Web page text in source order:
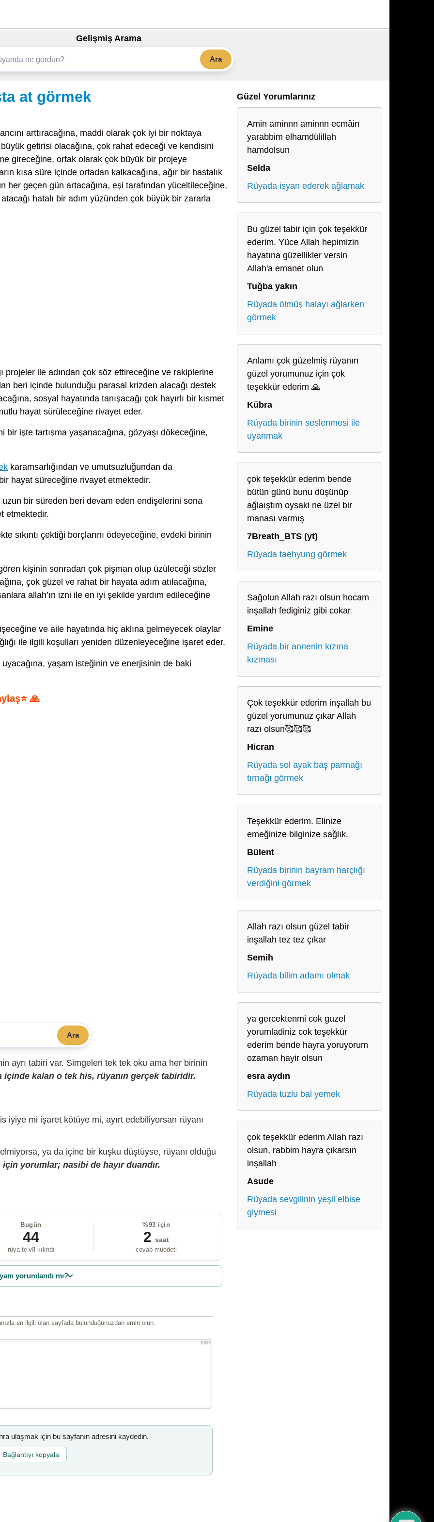
Gelişmiş Arama
Ara
at görmek
arttıracağına, maddi olarak çok iyi bir noktaya
getirisi olacağına, çok rahat edeceği ve kendisini
gireceğine, ortak olarak çok büyük bir projeye
kısa süre içinde ortadan kalkacağına, ağır bir hastalık
her geçen gün artacağına, eşi tarafından yüceltileceğine,
hatalı bir adım yüzünden çok büyük bir zararla
projeler ile adından çok söz ettireceğine ve rakiplerine
beri içinde bulunduğu parasal krizden alacağı destek
sosyal hayatında tanışacağı çok hayırlı bir kısmet
hayat sürüleceğine rivayet eder.
bir işte tartışma yaşanacağına, gözyaşı dökeceğine,
karamsarlığından ve umutsuzluğundan da
hayat süreceğine rivayet etmektedir.
uzun bir süreden beri devam eden endişelerini sona
etmektedir.
sıkıntı çektiği borçlarını ödeyeceğine, evdeki birinin
kişinin sonradan çok pişman olup üzüleceği sözler
çok güzel ve rahat bir hayata adım atılacağına,
allah’ın izni ile en iyi şekilde yardım edileceğine
ve aile hayatında hiç aklına gelmeyecek olaylar
ile ilgili koşulları yeniden düzenleyeceğine işaret eder.
yaşam isteğinin ve enerjisinin de baki
🙏
Ara
ayrı tabiri var. Simgeleri tek tek oku ama her birinin
içinde kalan o tek his, rüyanın gerçek tabiridir.
iyiye mi işaret kötüye mi, ayırt edebiliyorsan rüyanı
ya da içine bir kuşku düştüyse, rüyanı olduğu
yorumlar; nasibi de hayır duandır.
Bugün
44
rüya te’vîl kılındı
%93 için
2 saat
cevab müddeti
yorumlandı mı?
en ilgili olan sayfada bulunduğunuzdan emin olun.
1000
ulaşmak için bu sayfanın adresini kaydedin.
Bağlantıyı kopyala
Güzel Yorumlarınız
Amin aminnn aminnn ecmâin
yarabbim elhamdülillah
hamdolsun
Selda
Rüyada isyan ederek ağlamak
Bu güzel tabir için çok teşekkür
ederim. Yüce Allah hepimizin
hayatına güzellikler versin
Allah'a emanet olun
Tuğba yakın
Rüyada ölmüş halayı ağlarken
görmek
Anlamı çok güzelmiş rüyanın
güzel yorumunuz için çok
teşekkür ederim 🙏
Kübra
Rüyada birinin seslenmesi ile
uyanmak
çok teşekkür ederim bende
bütün günü bunu düşünüp
ağlaıştım oysaki ne üzel bir
manası varmış
7Breath_BTS (yt)
Rüyada taehyung görmek
Sağolun Allah razı olsun hocam
inşallah fediginiz gibi cokar
Emine
Rüyada bir annenin kızına
kızması
Çok teşekkür ederim inşallah bu
güzel yorumunuz çıkar Allah
razı olsun🥰🥰🥰
Hicran
Rüyada sol ayak baş parmağı
tırnağı görmek
Teşekkür ederim. Elinize
emeğinize bilginize sağlık.
Bülent
Rüyada birinin bayram harçlığı
verdiğini görmek
Allah razı olsun güzel tabir
inşallah tez tez çıkar
Semih
Rüyada bilim adamı olmak
ya gercektenmi cok guzel
yorumladiniz cok teşekkür
ederim bende hayra yoruyorum
ozaman hayir olsun
esra aydın
Rüyada tuzlu bal yemek
çok teşekkür ederim Allah razı
olsun, rabbim hayra çıkarsın
inşallah
Asude
Rüyada sevgilinin yeşil elbise
giymesi